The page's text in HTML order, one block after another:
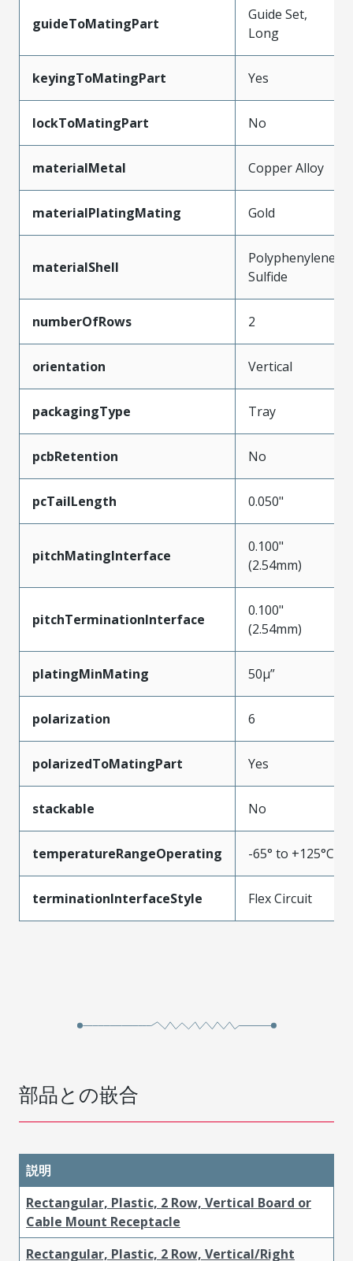
guideToMatingPart
Guide Set,
Long
keyingToMatingPart Yes
lockToMatingPart No
materialMetal Copper Alloy
materialPlatingMating Gold
materialShell
Polyphenylene
Sulfide
numberOfRows 2
orientation Vertical
packagingType Tray
pcbRetention No
pcTailLength 0.050"
pitchMatingInterface
0.100"
(2.54mm)
pitchTerminationInterface
0.100"
(2.54mm)
platingMinMating 50µ”
polarization 6
polarizedToMatingPart Yes
stackable No
temperatureRangeOperating -65° to +125°C
terminationInterfaceStyle Flex Circuit
部品との嵌合
説明
Rectangular, Plastic, 2 Row, Vertical Board or
Cable Mount Receptacle
Rectangular, Plastic, 2 Row, Vertical/Right